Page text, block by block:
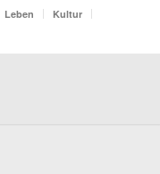
Leben
Kultur